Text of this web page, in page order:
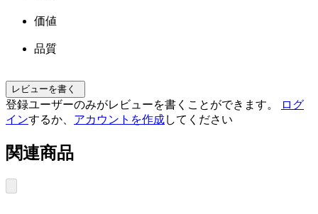
価値
品質
レビューを書く
登録ユーザーのみがレビューを書くことができます。
ログ
インするか、 アカウントを作成してください
関連商品